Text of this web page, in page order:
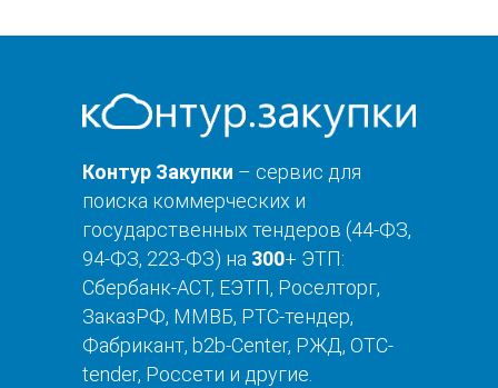
Контур Закупки – сервис для
поиска коммерческих и
государственных тендеров (44-ФЗ,
94-ФЗ, 223-ФЗ) на 300+ ЭТП:
Сбербанк-АСТ, ЕЭТП, Роселторг,
ЗаказРФ, ММВБ, РТС-тендер,
Фабрикант, b2b-Center, РЖД, OTC-
tender, Россети и другие.